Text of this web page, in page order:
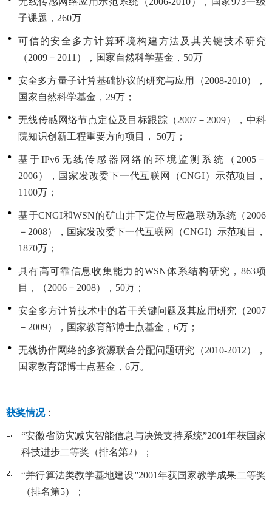
子课题，260万
可信的安全多方计算环境构建方法及其关键技术研究
（2009－2011），国家自然科学基金，50万
安全多方量子计算基础协议的研究与应用（2008-2010），
国家自然科学基金，29万；
无线传感网络节点定位及目标跟踪（2007－2009），中科
院知识创新工程重要方向项目， 50万；
基于IPv6无线传感器网络的环境监测系统（2005－
2006），国家发改委下一代互联网（CNGI）示范项目，
1100万；
基于CNGI和WSN的矿山井下定位与应急联动系统（2006
－2008），国家发改委下一代互联网（CNGI）示范项目，
1870万；
具有高可靠信息收集能力的WSN体系结构研究，863项
目，（2006－2008），50万；
安全多方计算技术中的若干关键问题及其应用研究（2007
－2009），国家教育部博士点基金，6万；
无线协作网络的多资源联合分配问题研究（2010-2012），
国家教育部博士点基金，6万。
获奖情况：
“安徽省防灾减灾智能信息与决策支持系统”2001年获国家
科技进步二等奖（排名第2）；
“并行算法类教学基地建设”2001年获国家教学成果二等奖
（排名第5）；